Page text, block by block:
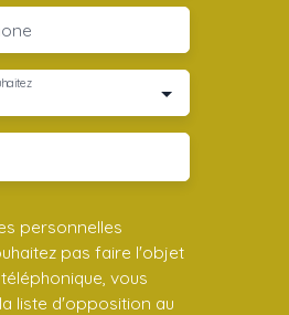
personnelles
pas faire l'objet
vous
liste d'opposition au